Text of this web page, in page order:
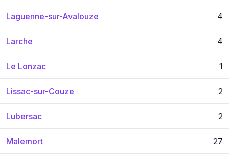
Laguenne-sur-Avalouze 4
Larche 4
Le Lonzac 1
Lissac-sur-Couze 2
Lubersac 2
Malemort 27